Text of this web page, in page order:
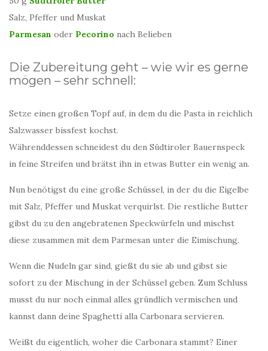
Salz, Pfeffer und Muskat
Parmesan oder Pecorino nach Belieben
Die Zubereitung geht – wie wir es gerne
mögen – sehr schnell:
Setze einen großen Topf auf, in dem du die Pasta in reichlich
Salzwasser bissfest kochst.
Währenddessen schneidest du den Südtiroler Bauernspeck
in feine Streifen und brätst ihn in etwas Butter ein wenig an.
Nun benötigst du eine große Schüssel, in der du die Eigelbe
mit Salz, Pfeffer und Muskat verquirlst. Die restliche Butter
gibst du zu den angebratenen Speckwürfeln und mischst
diese zusammen mit dem Parmesan unter die Eimischung.
Wenn die Nudeln gar sind, gießt du sie ab und gibst sie
sofort zu der Mischung in der Schüssel geben. Zum Schluss
musst du nur noch einmal alles gründlich vermischen und
kannst dann deine Spaghetti alla Carbonara servieren.
Weißt du eigentlich, woher die Carbonara stammt? Einer